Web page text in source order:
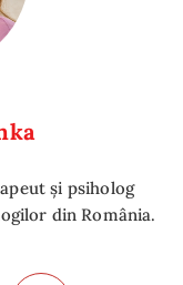
și psiholog
din România.